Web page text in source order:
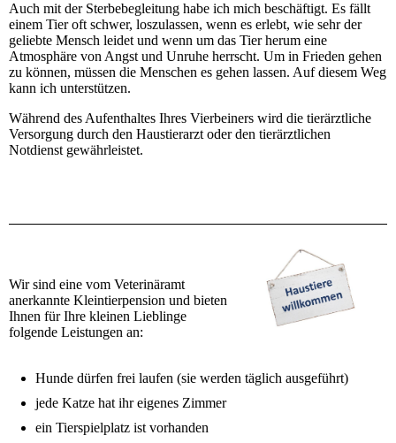
Auch mit der Sterbebegleitung habe ich mich beschäftigt. Es fällt
einem Tier oft schwer, loszulassen, wenn es erlebt, wie sehr der
geliebte Mensch leidet und wenn um das Tier herum eine
Atmosphäre von Angst und Unruhe herrscht. Um in Frieden gehen
zu können, müssen die Menschen es gehen lassen. Auf diesem Weg
kann ich unterstützen.
Während des Aufenthaltes Ihres Vierbeiners wird die tierärztliche
Versorgung durch den Haustierarzt oder den tierärztlichen
Notdienst gewährleistet.
Wir sind eine vom Veterinäramt
anerkannte Kleintierpension und bieten
Ihnen für Ihre kleinen Lieblinge
folgende Leistungen an:
Hunde dürfen frei laufen (sie werden täglich ausgeführt)
jede Katze hat ihr eigenes Zimmer
ein Tierspielplatz ist vorhanden